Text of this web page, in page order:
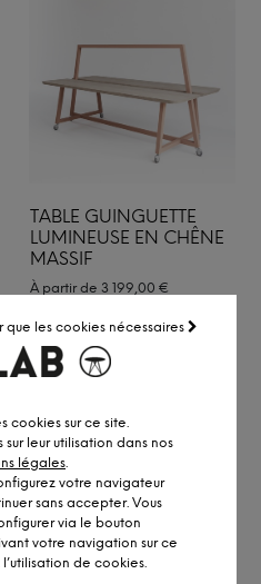
que les cookies nécessaires
cookies sur ce site.
sur leur utilisation dans nos
légales.
votre navigateur
sans accepter. Vous
via le bouton
votre navigation sur ce
de cookies.
TABLE GUINGUETTE
LUMINEUSE EN CHÊNE
MASSIF
À partir de 3 199,00 €
CHAISE ARTISANALE